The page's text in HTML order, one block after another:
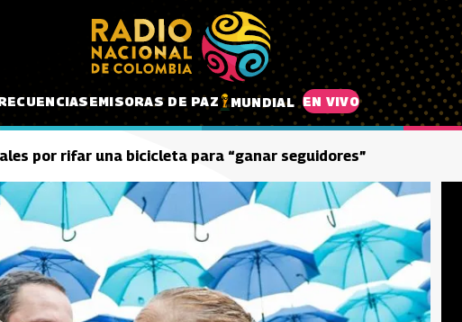
EMISORAS DE PAZ MUNDIAL EN VIVO
por rifar una bicicleta para “ganar seguidores”